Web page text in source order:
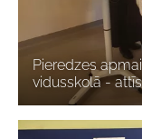
Pieredzes
vidusskolā -